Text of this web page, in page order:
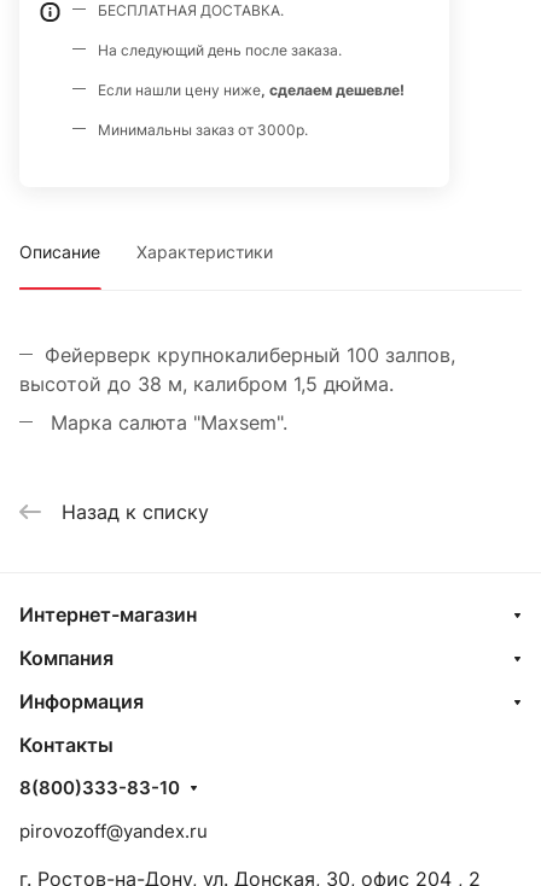
БЕСПЛАТНАЯ ДОСТАВКА.
На следующий день после заказа.
Если нашли цену ниже, сделаем дешевле!
Минимальны заказ от 3000р.
Описание Характеристики
Фейерверк крупнокалиберный 100 залпов,
высотой до 38 м, калибром 1,5 дюйма.
Марка салюта "Maxsem".
Назад к списку
Интернет-магазин
Компания
Информация
Контакты
8(800)333-83-10
pirovozoff@yandex.ru
г. Ростов-на-Дону, ул. Донская, 30, офис 204 , 2